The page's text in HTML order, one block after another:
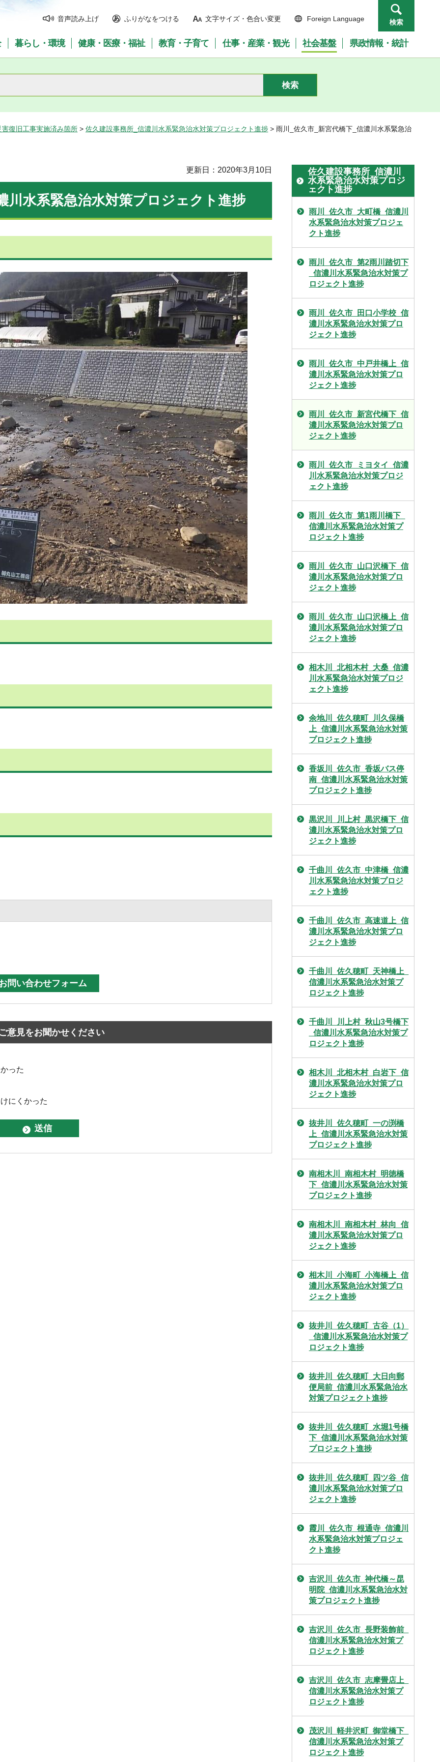
音声読み上げ ふりがなをつける 文字サイズ・色合い変更 Foreign Language 検索
暮らし・環境 健康・医療・福祉 教育・子育て 仕事・産業・観光 社会基盤 県政情報・統計
復旧工事実施済み箇所 > 佐久建設事務所_信濃川水系緊急治水対策プロジェクト進捗 > 雨川_佐久市_新宮代橋下_信濃川水系緊急治
更新日：2020年3月10日
川水系緊急治水対策プロジェクト進捗
意見をお聞かせください
った
にくかった
佐久建設事務所_信濃川
水系緊急治水対策プロジ
ェクト進捗
雨川_佐久市_大町橋_信濃川
水系緊急治水対策プロジェ
クト進捗
雨川_佐久市_第2雨川踏切下
_信濃川水系緊急治水対策プ
ロジェクト進捗
雨川_佐久市_田口小学校_信
濃川水系緊急治水対策プロ
ジェクト進捗
雨川_佐久市_中戸井橋上_信
濃川水系緊急治水対策プロ
ジェクト進捗
雨川_佐久市_新宮代橋下_信
濃川水系緊急治水対策プロ
ジェクト進捗
雨川_佐久市_ミヨタイ_信濃
川水系緊急治水対策プロジ
ェクト進捗
雨川_佐久市_第1雨川橋下_
信濃川水系緊急治水対策プ
ロジェクト進捗
雨川_佐久市_山口沢橋下_信
濃川水系緊急治水対策プロ
ジェクト進捗
雨川_佐久市_山口沢橋上_信
濃川水系緊急治水対策プロ
ジェクト進捗
相木川_北相木村_大桑_信濃
川水系緊急治水対策プロジ
ェクト進捗
余地川_佐久穂町_川久保橋
上_信濃川水系緊急治水対策
プロジェクト進捗
香坂川_佐久市_香坂バス停
南_信濃川水系緊急治水対策
プロジェクト進捗
黒沢川_川上村_黒沢橋下_信
濃川水系緊急治水対策プロ
ジェクト進捗
千曲川_佐久市_中津橋_信濃
川水系緊急治水対策プロジ
ェクト進捗
千曲川_佐久市_高速道上_信
濃川水系緊急治水対策プロ
ジェクト進捗
千曲川_佐久穂町_天神橋上_
信濃川水系緊急治水対策プ
ロジェクト進捗
千曲川_川上村_秋山3号橋下
_信濃川水系緊急治水対策プ
ロジェクト進捗
相木川_北相木村_白岩下_信
濃川水系緊急治水対策プロ
ジェクト進捗
抜井川_佐久穂町_一の渕橋
上_信濃川水系緊急治水対策
プロジェクト進捗
南相木川_南相木村_明徳橋
下_信濃川水系緊急治水対策
プロジェクト進捗
南相木川_南相木村_林向_信
濃川水系緊急治水対策プロ
ジェクト進捗
相木川_小海町_小海橋上_信
濃川水系緊急治水対策プロ
ジェクト進捗
抜井川_佐久穂町_古谷（1）
_信濃川水系緊急治水対策プ
ロジェクト進捗
抜井川_佐久穂町_大日向郵
便局前_信濃川水系緊急治水
対策プロジェクト進捗
抜井川_佐久穂町_水堀1号橋
下_信濃川水系緊急治水対策
プロジェクト進捗
抜井川_佐久穂町_四ツ谷_信
濃川水系緊急治水対策プロ
ジェクト進捗
霞川_佐久市_根通寺_信濃川
水系緊急治水対策プロジェ
クト進捗
吉沢川_佐久市_神代橋～昆
明院_信濃川水系緊急治水対
策プロジェクト進捗
吉沢川_佐久市_長野装飾前_
信濃川水系緊急治水対策プ
ロジェクト進捗
吉沢川_佐久市_志摩畳店上_
信濃川水系緊急治水対策プ
ロジェクト進捗
茂沢川_軽井沢町_御堂橋下_
信濃川水系緊急治水対策プ
ロジェクト進捗